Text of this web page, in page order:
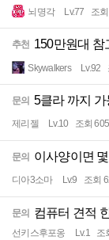
뇌명각 Lv.77 조
추천 150만원대 참
Skywalkers Lv.92
문의 5클라 까지
제리젤 Lv.10 조회 605
문의 이사양이면
디아3소마 Lv.9 조회
문의 컴퓨터 견적
선키스후포옹 Lv.1 조